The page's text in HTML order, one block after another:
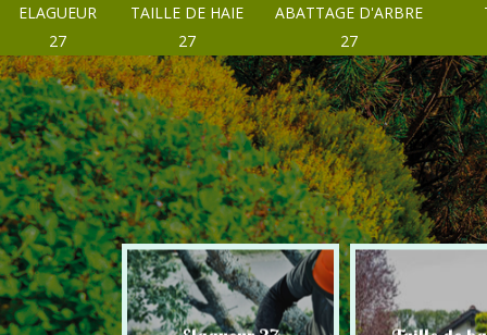
ELAGUEUR
27
TAILLE DE HAIE
27
ABATTAGE D'ARBRE
27